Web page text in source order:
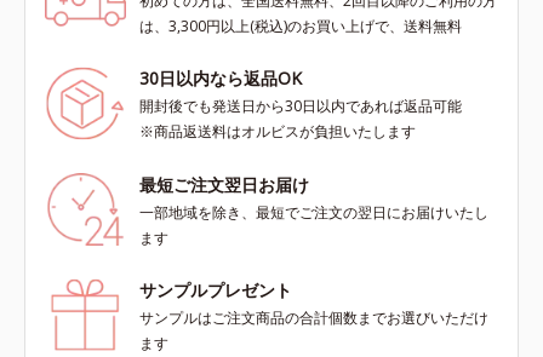
は、3,300円以上(税込)のお買い上げで、送料無料
30日以内なら返品OK
開封後でも発送日から30日以内であれば返品可能
※商品返送料はオルビスが負担いたします
最短ご注文翌日お届け
一部地域を除き、最短でご注文の翌日にお届けいたし
ます
サンプルプレゼント
サンプルはご注文商品の合計個数までお選びいただけ
ます